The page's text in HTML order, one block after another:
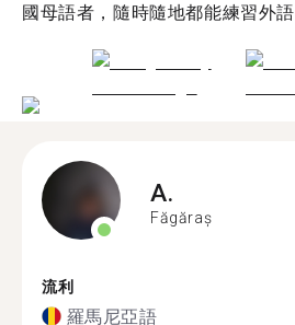
國母語者，隨時隨地都能練習外語
A.
Făgăraș
流利
羅馬尼亞語